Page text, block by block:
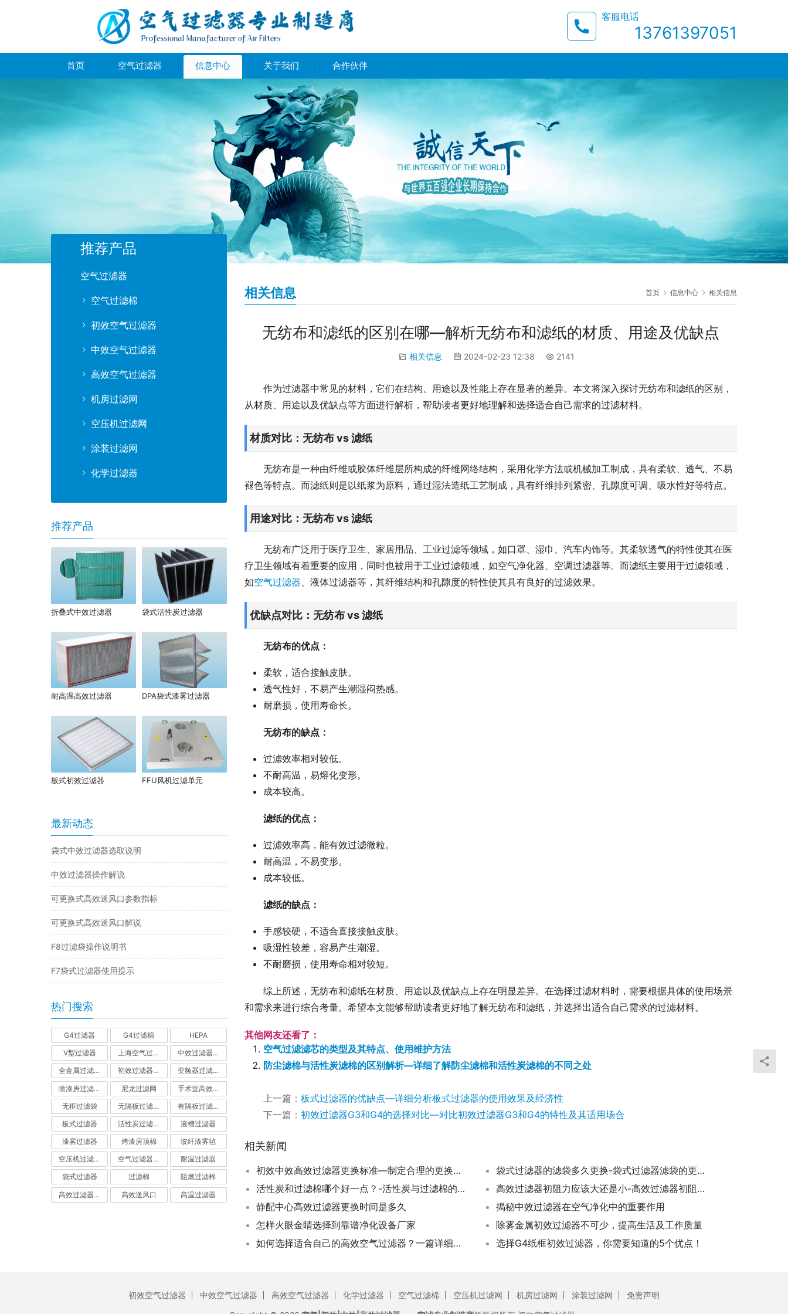
客服电话
13761397051
首页 空气过滤器 信息中心 关于我们 合作伙伴
首页 信息中心 相关信息
相关信息
无纺布和滤纸的区别在哪—解析无纺布和滤纸的材质、用途及优缺点
相关信息 2024-02-23 12:38 2141
作为过滤器中常见的材料，它们在结构、用途以及性能上存在显著的差异。本文将深入探讨无纺布和滤纸的区别，
从材质、用途以及优缺点等方面进行解析，帮助读者更好地理解和选择适合自己需求的过滤材料。
材质对比：无纺布 vs 滤纸
无纺布是一种由纤维或胶体纤维层所构成的纤维网络结构，采用化学方法或机械加工制成，具有柔软、透气、不易
褪色等特点。而滤纸则是以纸浆为原料，通过湿法造纸工艺制成，具有纤维排列紧密、孔隙度可调、吸水性好等特点。
用途对比：无纺布 vs 滤纸
无纺布广泛用于医疗卫生、家居用品、工业过滤等领域，如口罩、湿巾、汽车内饰等。其柔软透气的特性使其在医
疗卫生领域有着重要的应用，同时也被用于工业过滤领域，如空气净化器、空调过滤器等。而滤纸主要用于过滤领域，
如空气过滤器、液体过滤器等，其纤维结构和孔隙度的特性使其具有良好的过滤效果。
优缺点对比：无纺布 vs 滤纸
无纺布的优点：
柔软，适合接触皮肤。
透气性好，不易产生潮湿闷热感。
耐磨损，使用寿命长。
无纺布的缺点：
过滤效率相对较低。
不耐高温，易熔化变形。
成本较高。
滤纸的优点：
过滤效率高，能有效过滤微粒。
耐高温，不易变形。
成本较低。
滤纸的缺点：
手感较硬，不适合直接接触皮肤。
吸湿性较差，容易产生潮湿。
不耐磨损，使用寿命相对较短。
综上所述，无纺布和滤纸在材质、用途以及优缺点上存在明显差异。在选择过滤材料时，需要根据具体的使用场景
和需求来进行综合考量。希望本文能够帮助读者更好地了解无纺布和滤纸，并选择出适合自己需求的过滤材料。
其他网友还看了：
空气过滤滤芯的类型及其特点、使用维护方法
防尘滤棉与活性炭滤棉的区别解析—详细了解防尘滤棉和活性炭滤棉的不同之处
上一篇： 板式过滤器的优缺点—详细分析板式过滤器的使用效果及经济性
下一篇： 初效过滤器G3和G4的选择对比—对比初效过滤器G3和G4的特性及其适用场合
相关新闻
初效中效高效过滤器更换标准—制定合理的更换标准，预防空气中污染物传播
袋式过滤器的滤袋多久更换-袋式过滤器滤袋的更换周期
活性炭和过滤棉哪个好一点？-活性炭与过滤棉的优劣对比
高效过滤器初阻力应该大还是小-高效过滤器初阻力大小对空气过滤效果的影响分析
静配中心高效过滤器更换时间是多久
揭秘中效过滤器在空气净化中的重要作用
怎样火眼金睛选择到靠谱净化设备厂家
除雾金属初效过滤器不可少，提高生活及工作质量
如何选择适合自己的高效空气过滤器？一篇详细指南
选择G4纸框初效过滤器，你需要知道的5个优点！
推荐产品
空气过滤器
空气过滤棉
初效空气过滤器
中效空气过滤器
高效空气过滤器
机房过滤网
空压机过滤网
涂装过滤网
化学过滤器
推荐产品
折叠式中效过滤器 袋式活性炭过滤器
耐高温高效过滤器 DPA袋式漆雾过滤器
板式初效过滤器 FFU风机过滤单元
最新动态
袋式中效过滤器选取说明
中效过滤器操作解说
可更换式高效送风口参数指标
可更换式高效送风口解说
F8过滤袋操作说明书
F7袋式过滤器使用提示
热门搜索
G4过滤器 G4过滤棉 HEPA
V型过滤器 上海空气过滤器 中效过滤器-中效空气过滤器
全金属过滤器 初效过滤器-初效空气过滤器 变频器过滤器
喷漆房过滤棉 尼龙过滤网 手术室高效过滤器
无框过滤袋 无隔板过滤器 有隔板过滤器
板式过滤器 活性炭过滤器-活性炭空气过滤器 液槽过滤器
漆雾过滤器 烤漆房顶棉 玻纤漆雾毡
空压机过滤网 空气过滤器厂家 耐温过滤器
袋式过滤器 过滤棉 阻燃过滤棉
高效过滤器-高效空气过滤器 高效送风口 高温过滤器
初效空气过滤器 中效空气过滤器 高效空气过滤器 化学过滤器 空气过滤棉 空压机过滤网 机房过滤网 涂装过滤网
免责声明